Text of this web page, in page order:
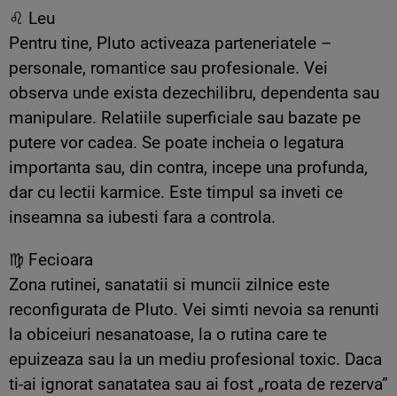
♌ Leu
Pentru tine, Pluto activeaza parteneriatele –
personale, romantice sau profesionale. Vei
observa unde exista dezechilibru, dependenta sau
manipulare. Relatiile superficiale sau bazate pe
putere vor cadea. Se poate incheia o legatura
importanta sau, din contra, incepe una profunda,
dar cu lectii karmice. Este timpul sa inveti ce
inseamna sa iubesti fara a controla.
♍ Fecioara
Zona rutinei, sanatatii si muncii zilnice este
reconfigurata de Pluto. Vei simti nevoia sa renunti
la obiceiuri nesanatoase, la o rutina care te
epuizeaza sau la un mediu profesional toxic. Daca
ti-ai ignorat sanatatea sau ai fost „roata de rezerva”